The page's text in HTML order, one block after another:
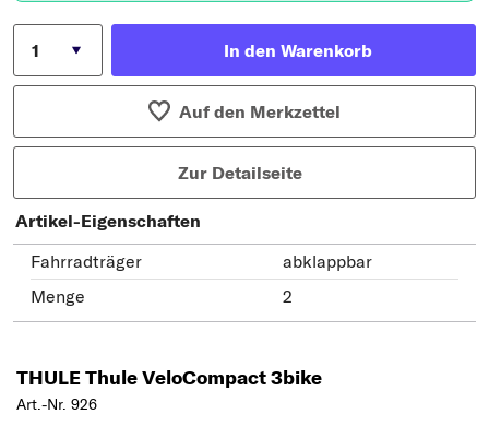
In den Warenkorb
Auf den Merkzettel
Zur Detailseite
Artikel-Eigenschaften
Fahrradträger
abklappbar
Menge
2
THULE Thule VeloCompact 3bike
Art.-Nr. 926